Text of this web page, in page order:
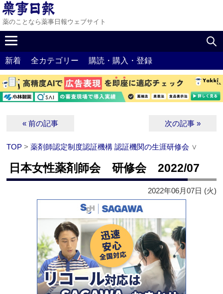
薬のことなら薬事日報ウェブサイト
新着 全カテゴリー 購読・購入・登録
« 前の記事 次の記事 »
TOP >薬剤師認定制度認証機構 認証機関の生涯研修会 ∨
日本女性薬剤師会 研修会 2022/07
2022年06月07日 (火)